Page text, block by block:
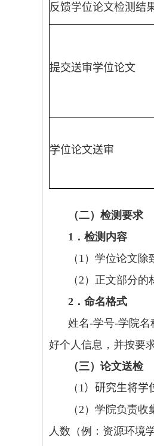
反馈学位论文检测结
提交送审学位论文
学位论文送审
（二）检测要求
1 ．检测内容
（ 1 ）学位论文除
（2 ）正文部分的
2．命名格式
姓名-学号-学院名
好个人信息，并按要
（三）论文送检
（ 1）研究生将学
（2 ）学院负责收
人数（例：资源环境